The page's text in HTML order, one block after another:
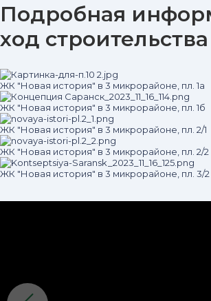
Подробная
ход строительства
ЖК "Новая история" в 3 микрорайоне, пл. 1а
ЖК "Новая история" в 3 микрорайоне, пл. 1б
ЖК "Новая история" в 3 микрорайоне, пл. 2/1
ЖК "Новая история" в 3 микрорайоне, пл. 2/2
ЖК "Новая история" в 3 микрорайоне, пл. 3/2